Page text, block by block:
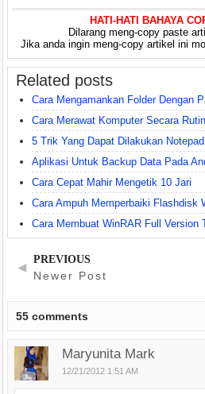
HATI-HATI BAHAYA
Dilarang meng-copy paste
Jika anda ingin meng-copy artikel ini
Related posts
Cara Mengamankan Folder Dengan
Cara Merawat Komputer Secara Rutin
5 Trik Yang Dapat Dilakukan Notepad
Aplikasi Untuk Backup Data Pada
Cara Cepat Mahir Mengetik 10 Jari
Cara Ampuh Memperbaiki Flashdisk
Cara Membuat WinRAR Full Version
◄
PREVIOUS
Newer Post
55 comments
Maryunita Mark
12/21/2012 1:51 AM